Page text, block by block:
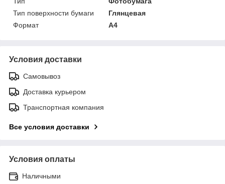
Тип поверхности бумаги
Глянцевая
Формат
A4
Условия доставки
Самовывоз
Доставка курьером
Транспортная компания
Все условия доставки
Условия оплаты
Наличными